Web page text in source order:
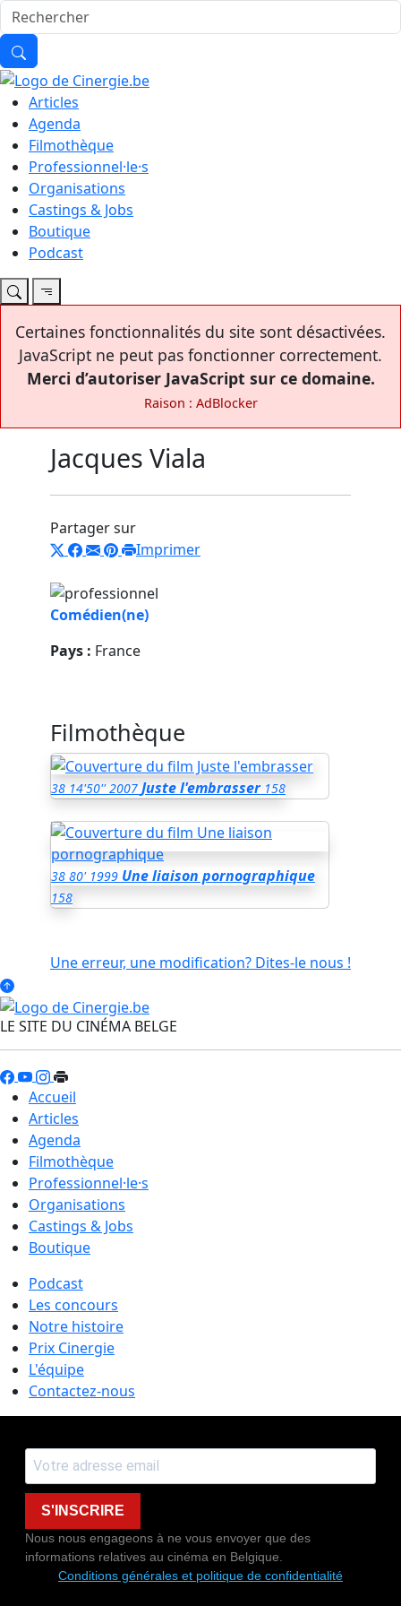
Articles
Agenda
Filmothèque
Professionnel·le·s
Organisations
Castings & Jobs
Boutique
Podcast
Certaines fonctionnalités du site sont désactivées.
JavaScript ne peut pas fonctionner correctement.
Merci d’autoriser JavaScript sur ce domaine.
Raison : AdBlocker
Jacques Viala
Partager sur
Imprimer
Comédien(ne)
Pays : France
Filmothèque
38 14'50'' 2007 Juste l'embrasser 158
38 80' 1999 Une liaison pornographique
158
Une erreur, une modification? Dites-le nous !
LE SITE DU CINÉMA BELGE
Accueil
Articles
Agenda
Filmothèque
Professionnel·le·s
Organisations
Castings & Jobs
Boutique
Podcast
Les concours
Notre histoire
Prix Cinergie
L'équipe
Contactez-nous
S'INSCRIRE
Nous nous engageons à ne vous envoyer que des
informations relatives au cinéma en Belgique.
Conditions générales et politique de confidentialité